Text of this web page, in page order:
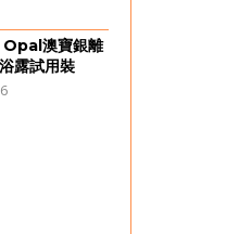
Opal澳寶銀離
露試用裝